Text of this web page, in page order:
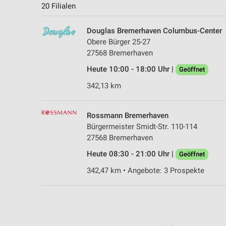
20 Filialen
Douglas Bremerhaven Columbus-Center
Obere Bürger 25-27
27568 Bremerhaven
Heute 10:00 - 18:00 Uhr |
Geöffnet
342,13 km
Rossmann Bremerhaven
Bürgermeister Smidt-Str. 110-114
27568 Bremerhaven
Heute 08:30 - 21:00 Uhr |
Geöffnet
342,47 km • Angebote: 3 Prospekte